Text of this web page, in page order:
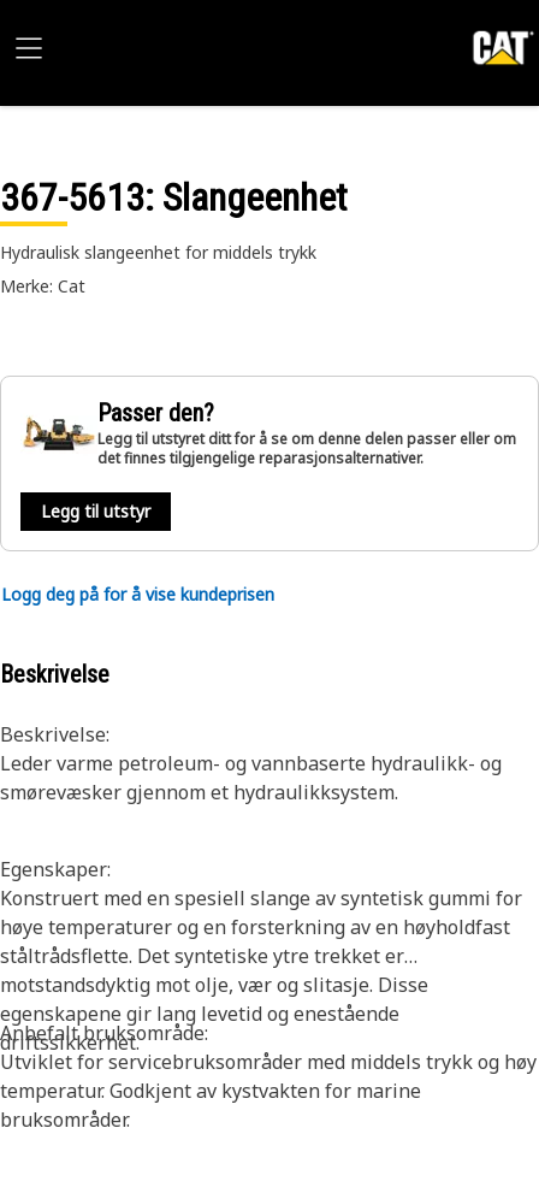
367-5613: Slangeenhet
Hydraulisk slangeenhet for middels trykk
Merke: Cat
Passer den?
Legg til utstyret ditt for å se om denne delen passer eller om
det finnes tilgjengelige reparasjonsalternativer.
Legg til utstyr
Logg deg på for å vise kundeprisen
Beskrivelse
Beskrivelse:
Leder varme petroleum- og vannbaserte hydraulikk- og
smørevæsker gjennom et hydraulikksystem.
Egenskaper:
Konstruert med en spesiell slange av syntetisk gummi for
høye temperaturer og en forsterkning av en høyholdfast
ståltrådsflette. Det syntetiske ytre trekket er
motstandsdyktig mot olje, vær og slitasje. Disse
egenskapene gir lang levetid og enestående
driftssikkerhet.
Anbefalt bruksområde:
Utviklet for servicebruksområder med middels trykk og høy
temperatur. Godkjent av kystvakten for marine
bruksområder.